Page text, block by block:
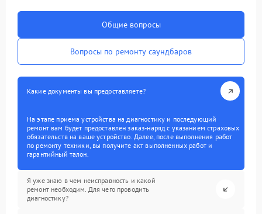
Общие вопросы
Вопросы по ремонту саундбаров
Какие документы вы предоставляете?
На этапе приема устройства на диагностику и последующий
ремонт вам будет предоставлен заказ-наряд с указанием страховых
обязательств на ваше устройство. Далее, после выполнения работ
по ремонту техники, вы получите акт выполненных работ и
гарантийный талон.
Я уже знаю в чем неисправность и какой
ремонт необходим. Для чего проводить
диагностику?